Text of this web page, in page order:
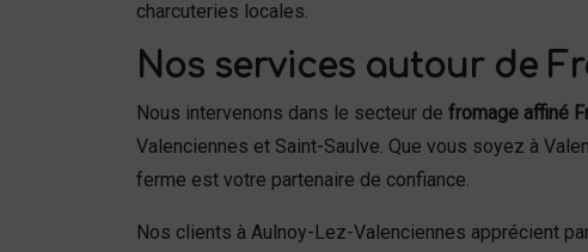
charcuteries locales.
Nos services autour de
Nous intervenons dans le secteur de fromage affiné
Valenciennes et Saint-Saulve. Que vous soyez à
ferme est votre partenaire de confiance.
Nos clients à Aulnoy-Lez-Valenciennes apprécient